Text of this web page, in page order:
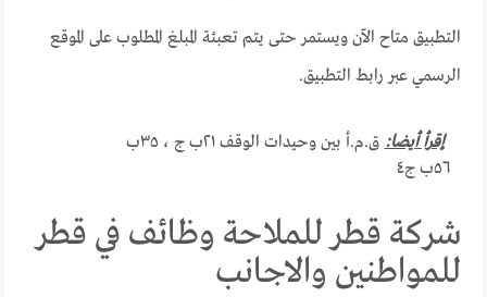
التطبيق متاح الآن ويستمر حتى يتم تعبئة المبلغ المطلوب على الموقع
الرسمي عبر رابط التطبيق.
إقرأ أيضا:
ق.م.أ بين وحيدات الوقف ٢١ب ج ، ٣٥ب
٥٦ب ج٤
شركة قطر للملاحة وظائف في قطر
للمواطنين والاجانب